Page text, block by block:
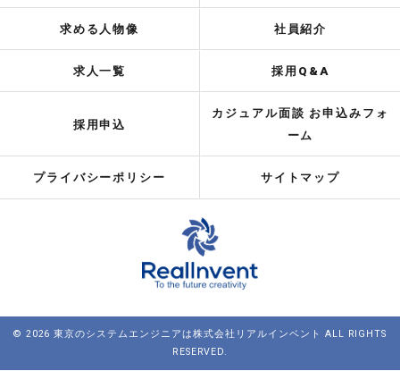
求める人物像 社員紹介
求人一覧 採用Q&A
採用申込
カジュアル面談 お申込みフォ
ーム
プライバシーポリシー サイトマップ
© 2026 東京のシステムエンジニアは株式会社リアルインベント ALL RIGHTS
RESERVED.